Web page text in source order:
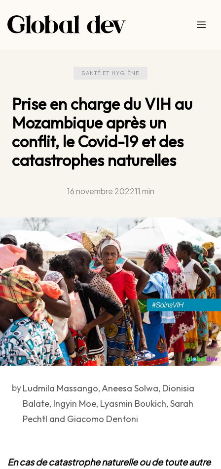
au
contenu
SANTÉ ET HYGIÈNE
Prise en charge du VIH au
Mozambique après un
conflit, le Covid-19 et des
catastrophes naturelles
16 novembre 202211 min
byLudmila Massango, Aneesa Solwa, Dionisia
Balate, Ingyin Moe, Lyasmin Boukich, Sarah
Pechtl and Giacomo Dentoni
En cas de catastrophe naturelle ou de toute autre